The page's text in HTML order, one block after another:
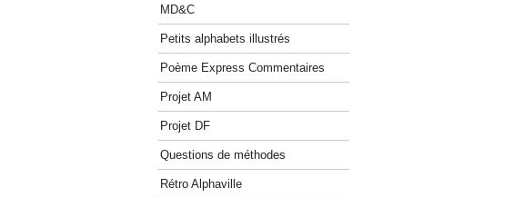
MD&C
Petits alphabets illustrés
Poème Express Commentaires
Projet AM
Projet DF
Questions de méthodes
Rétro Alphaville